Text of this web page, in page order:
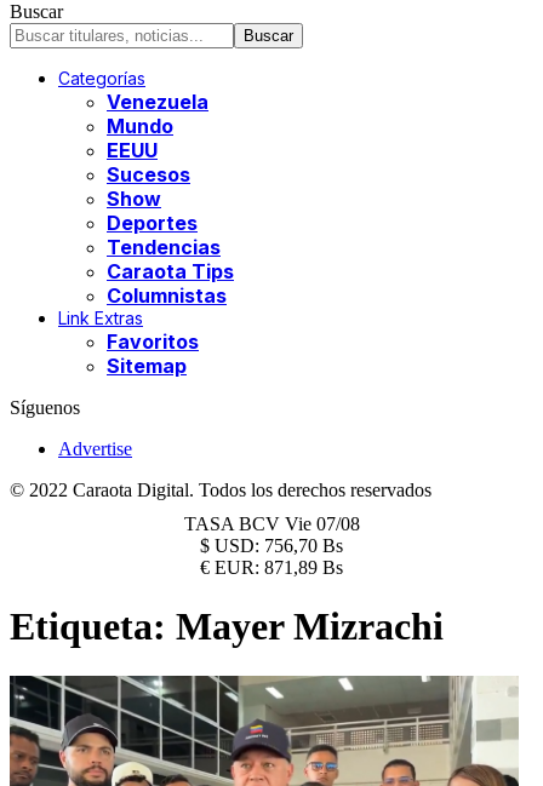
Buscar
Categorías
Venezuela
Mundo
EEUU
Sucesos
Show
Deportes
Tendencias
Caraota Tips
Columnistas
Link Extras
Favoritos
Sitemap
Síguenos
Advertise
© 2022 Caraota Digital. Todos los derechos reservados
TASA BCV Vie 07/08
$ USD: 756,70 Bs
€ EUR: 871,89 Bs
Etiqueta: Mayer Mizrachi